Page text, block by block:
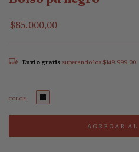
$85.000,00
Envío gratis superando los$149.999,00
COLOR